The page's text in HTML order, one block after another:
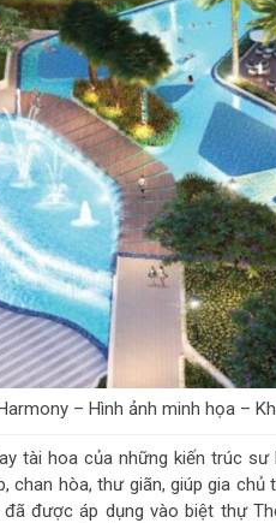
– Hình ảnh minh họa –
tài hoa của những kiến trúc
chan hòa, thư giãn, giúp gia
được áp dụng vào biệt thự